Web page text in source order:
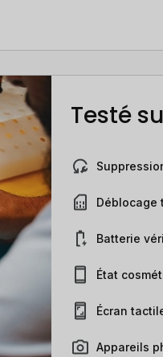
Testé
Déblocage
Batterie
État
Écran
Appareils